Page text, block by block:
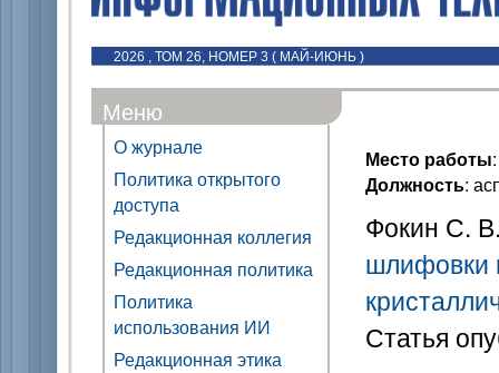
2026 , ТОМ 26, НОМЕР 3 ( МАЙ-ИЮНЬ )
Меню
О журнале
Политика открытого
доступа
Редакционная коллегия
Редакционная политика
Политика
использования ИИ
Редакционная этика
Место работы
Должность:
Фокин С.
шлифовки
Статья